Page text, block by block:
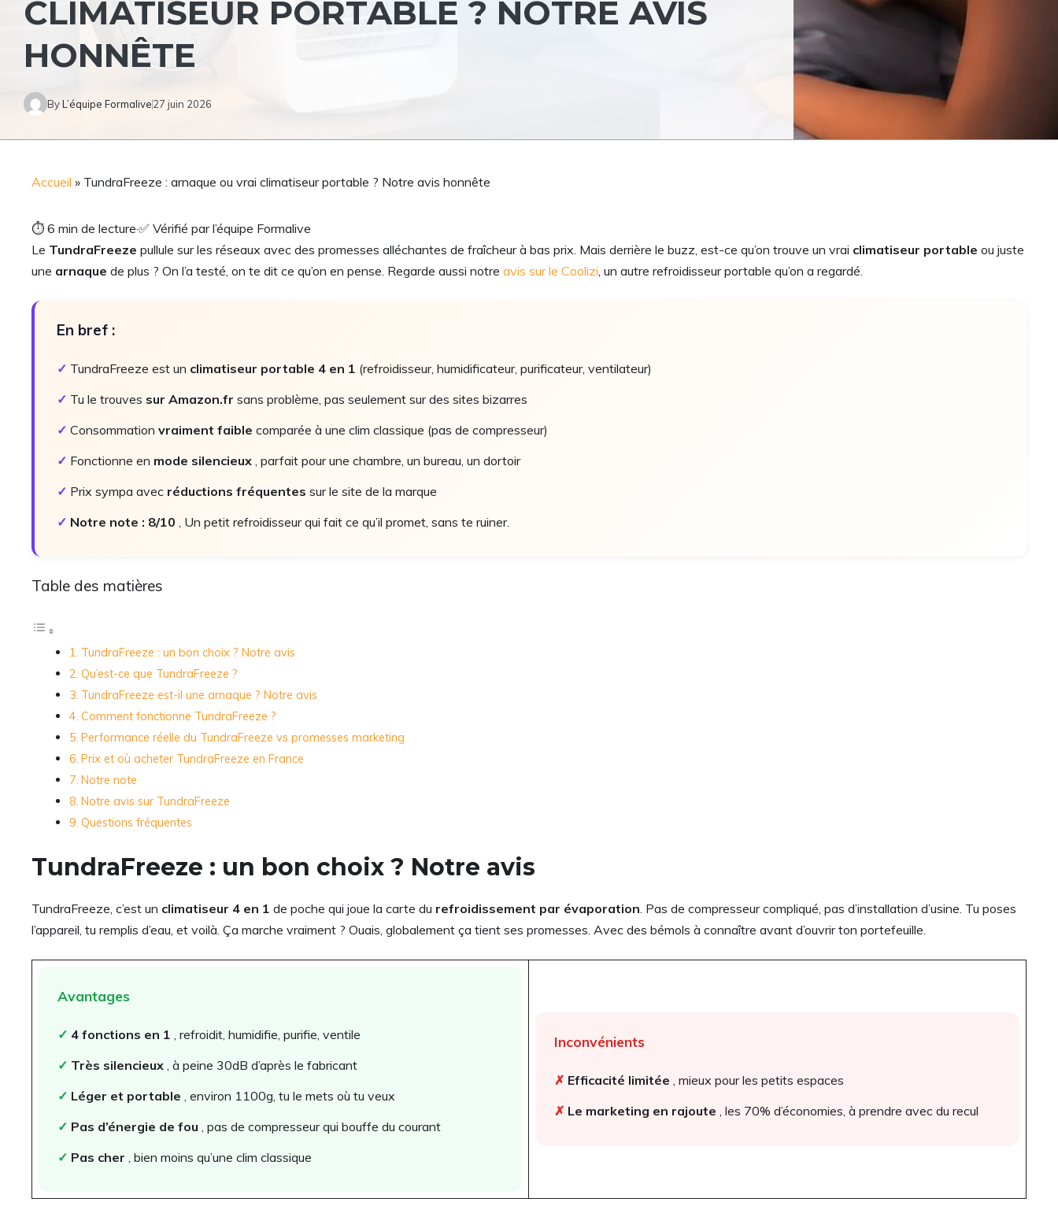
CLIMATISEUR PORTABLE ? NOTRE AVIS
HONNÊTE
ByL’équipe Formalive27 juin 2026
Accueil » TundraFreeze : arnaque ou vrai climatiseur portable ? Notre avis honnête
⏱ 6 min de lecture·✅ Vérifié par l’équipe Formalive
Le TundraFreeze pullule sur les réseaux avec des promesses alléchantes de fraîcheur à bas prix. Mais derrière le buzz, est-ce qu’on trouve un vrai climatiseur portable ou juste
une arnaque de plus ? On l’a testé, on te dit ce qu’on en pense. Regarde aussi notre avis sur le Coolizi, un autre refroidisseur portable qu’on a regardé.
En bref :
✓ TundraFreeze est un climatiseur portable 4 en 1 (refroidisseur, humidificateur, purificateur, ventilateur)
✓ Tu le trouves sur Amazon.fr sans problème, pas seulement sur des sites bizarres
✓ Consommation vraiment faible comparée à une clim classique (pas de compresseur)
✓ Fonctionne en mode silencieux , parfait pour une chambre, un bureau, un dortoir
✓ Prix sympa avec réductions fréquentes sur le site de la marque
✓ Notre note : 8/10 , Un petit refroidisseur qui fait ce qu’il promet, sans te ruiner.
Table des matières
TundraFreeze : un bon choix ? Notre avis
Qu’est-ce que TundraFreeze ?
TundraFreeze est-il une arnaque ? Notre avis
Comment fonctionne TundraFreeze ?
Performance réelle du TundraFreeze vs promesses marketing
Prix et où acheter TundraFreeze en France
Notre note
Notre avis sur TundraFreeze
Questions fréquentes
TundraFreeze : un bon choix ? Notre avis
TundraFreeze, c’est un climatiseur 4 en 1 de poche qui joue la carte du refroidissement par évaporation . Pas de compresseur compliqué, pas d’installation d’usine. Tu poses
l’appareil, tu remplis d’eau, et voilà. Ça marche vraiment ? Ouais, globalement ça tient ses promesses. Avec des bémols à connaître avant d’ouvrir ton portefeuille.
Avantages
✓ 4 fonctions en 1 , refroidit, humidifie, purifie, ventile
✓ Très silencieux , à peine 30dB d’après le fabricant
✓ Léger et portable , environ 1100g, tu le mets où tu veux
✓ Pas d’énergie de fou , pas de compresseur qui bouffe du courant
✓ Pas cher , bien moins qu’une clim classique
Inconvénients
✗ Efficacité limitée , mieux pour les petits espaces
✗ Le marketing en rajoute , les 70% d’économies, à prendre avec du recul